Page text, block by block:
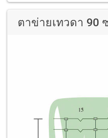
ตาข่ายเทวดา 90